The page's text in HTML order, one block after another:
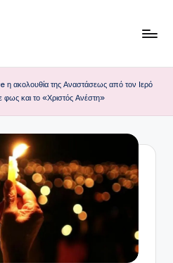
η ακολουθία της Αναστάσεως από τον Ιερό
φως και το «Χριστός Ανέστη»